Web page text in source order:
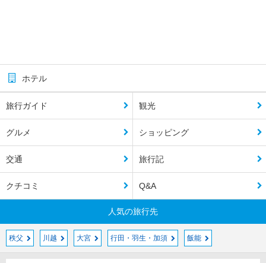
ホテル
旅行ガイド 観光
グルメ ショッピング
交通 旅行記
クチコミ Q&A
人気の旅行先
秩父 川越 大宮 行田・羽生・加須 飯能